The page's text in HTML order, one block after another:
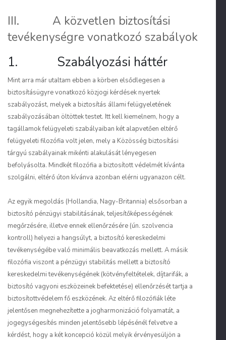
III. A közvetlen biztosítási
tevékenységre vonatkozó szabályok
1. Szabályozási háttér
Mint arra már utaltam ebben a körben elsődlegesen a
biztosításügyre vonatkozó közjogi kérdések nyertek
szabályozást, melyek a biztosítás állami felügyeletének
szabályozásában öltöttek testet. Itt kell kiemelnem, hogy a
tagállamok felügyeleti szabályaiban két alapvetően eltérő
felügyeleti filozófia volt jelen, mely a Közösség biztosítási
tárgyú szabályainak mikénti alakulását lényegesen
befolyásolta. Mindkét filozófia a biztosított védelmét kívánta
szolgálni, eltérő úton kívánva azonban elérni ugyanazon célt.
Az egyik megoldás (Hollandia, Nagy-Britannia) elsősorban a
biztosító pénzügyi stabilitásának, teljesítőképességének
megőrzésére, illetve ennek ellenőrzésére (ún. szolvencia
kontroll) helyezi a hangsúlyt, a biztosító kereskedelmi
tevékenységébe való minimális beavatkozás mellett. A másik
filozófia viszont a pénzügyi stabilitás mellett a biztosító
kereskedelmi tevékenységének (kötvényfeltételek, díjtarifák, a
biztosító vagyoni eszközeinek befektetése) ellenőrzését tartja a
biztosítottvédelem fő eszközének. Az eltérő filozófiák léte
jelentősen megnehezítette a jogharmonizáció folyamatát, a
jogegységesítés minden jelentősebb lépésénél felvetve a
kérdést, hogy a két koncepció közül melyik érvényesüljön a